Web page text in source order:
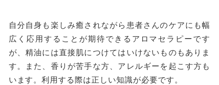
自分自身も楽しみ癒されながら患者さんのケアにも幅
広く応用することが期待できるアロマセラピーです
が、精油には直接肌につけてはいけないものもありま
す。また、香りが苦手な方、アレルギーを起こす方も
います。利用する際は正しい知識が必要です。